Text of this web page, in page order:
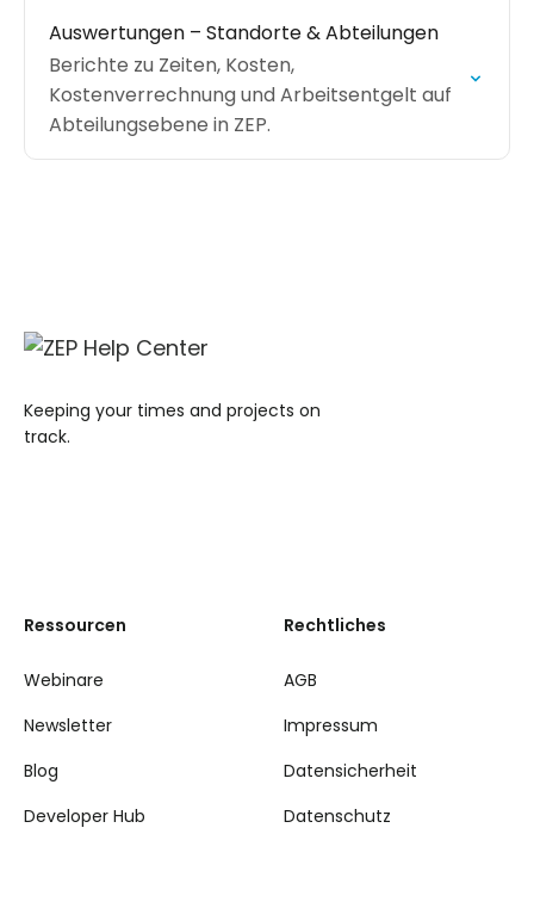
Auswertungen – Standorte & Abteilungen
Berichte zu Zeiten, Kosten,
Kostenverrechnung und Arbeitsentgelt auf
Abteilungsebene in ZEP.
Keeping your times and projects on
track.
Ressourcen
Webinare
Newsletter
Blog
Developer Hub
Rechtliches
AGB
Impressum
Datensicherheit
Datenschutz